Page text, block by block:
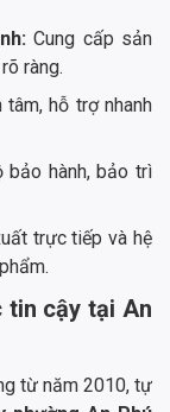
Cung cấp sản
ràng.
hỗ trợ nhanh
bảo hành, bảo trì
trực tiếp và hệ
tin cậy tại An
từ năm 2010, tự